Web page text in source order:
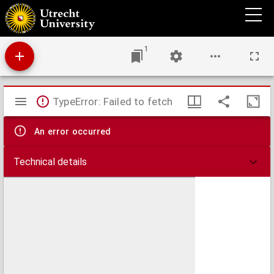
Caarte van de Baij en have[n] van Vigos en vant veroveren en ruineren der France
schepen en Spaanse galioenen door de geconbineerde vlote[n].
1
Mirador
viewer
TypeError: Failed to fetch
An error occurred
Technical details